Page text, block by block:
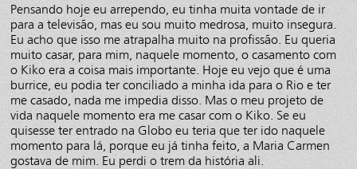
Pensando hoje eu arrependo, eu tinha muita vontade de ir
para a televisão, mas eu sou muito medrosa, muito insegura.
Eu acho que isso me atrapalha muito na profissão. Eu queria
muito casar, para mim, naquele momento, o casamento com
o Kiko era a coisa mais importante. Hoje eu vejo que é uma
burrice, eu podia ter conciliado a minha ida para o Rio e ter
me casado, nada me impedia disso. Mas o meu projeto de
vida naquele momento era me casar com o Kiko. Se eu
quisesse ter entrado na Globo eu teria que ter ido naquele
momento para lá, porque eu já tinha feito, a Maria Carmen
gostava de mim. Eu perdi o trem da história ali.